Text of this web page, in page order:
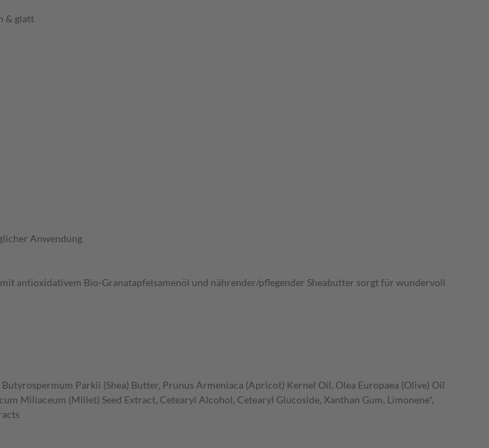
& glatt
Anwendung
antioxidativem Bio-Granatapfelsamenöl und nährender/pflegender Sheabutter sorgt für wundervoll
Parkii (Shea) Butter, Prunus Armeniaca (Apricot) Kernel Oil, Olea Europaea (Olive) Oil
Miliaceum (Millet) Seed Extract, Cetearyl Alcohol, Cetearyl Glucoside, Xanthan Gum, Limonene*,